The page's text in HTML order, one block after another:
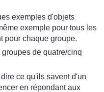
exemples d'objets
exemple pour tous les
pour chaque groupe.
de quatre/cinq
ce qu'ils savent d'un
en répondant aux